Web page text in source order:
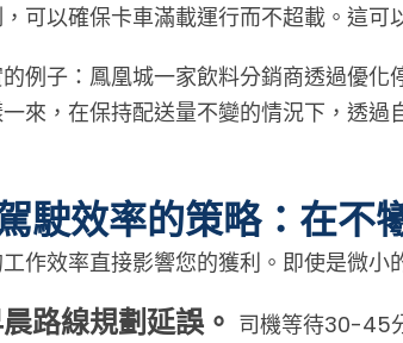
可以確保卡車滿載運行而不超載。這可
例子：鳳凰城一家飲料分銷商透過優
來，在保持配送量不變的情況下，透過
駛效率的策略：在不
作效率直接影響您的獲利。即使是微小
路線規劃延誤。 司機等待30-45